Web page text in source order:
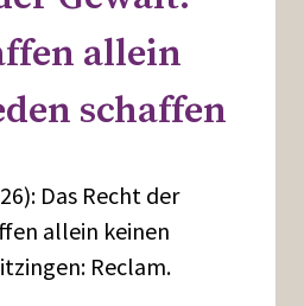
allein
schaffen
Das Recht der
allein keinen
Reclam.